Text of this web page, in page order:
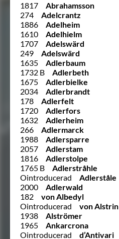
1817
Abrahamsson
274
Adelcrantz
1886
Adelheim
1610
Adelhielm
1707
Adelswärd
249
Adelswärd
1635
Adlerbaum
1732 B
Adlerbeth
1675
Adlerbielke
2034
Adlerbrandt
178
Adlerfelt
1720
Adlerfors
1632
Adlerheim
266
Adlermarck
1988
Adlersparre
2057
Adlerstam
1816
Adlerstolpe
1765 B
Adlerstråhle
Ointroducerad
Adlerståle
2000
Adlerwald
182
von Albedyl
Ointroducerad
von Alstrin
1938
Alströmer
1965
Ankarcrona
Ointroducerad
d’Antivari